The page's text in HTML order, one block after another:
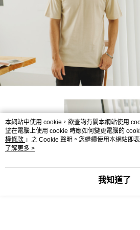
本網站中使用 cookie，欲查詢有關本網站使用
望在電腦上使用 cookie 時應如何變更電腦的
權條款 」之 Cookie 聲明。您繼續使用本網站即
用條款之 Cookie 聲明使用 cookie。
了解更多 >
我知道了